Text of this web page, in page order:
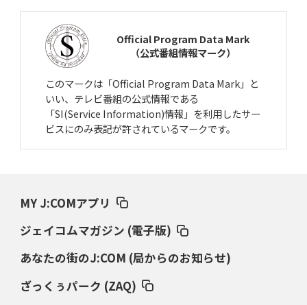
Official Program Data Mark
（公式番組情報マーク）
このマークは「Official Program Data Mark」と
いい、テレビ番組の公式情報である
「SI(Service Information)情報」を利用したサー
ビスにのみ表記が許されているマークです。
MY J:COMアプリ
ジェイコムマガジン (電子版)
あなたの街のJ:COM (局からのお知らせ)
ざっくぅパーク (ZAQ)